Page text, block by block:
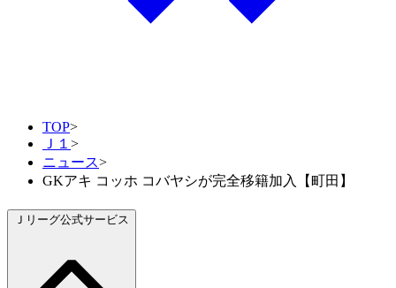
TOP>
Ｊ１ >
ニュース>
GKアキ コッホ コバヤシが完全移籍加入【町田】
Ｊリーグ公式サービス